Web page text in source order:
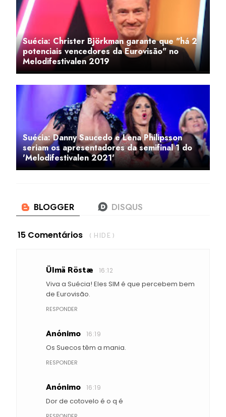
Suécia: Christer Björkman garante que "há 2
potenciais vencedores da Eurovisão" no
Melodifestivalen 2019
Suécia: Danny Saucedo e Lena Philipsson
seriam os apresentadores da semifinal 1 do
'Melodifestivalen 2021'
15 Comentários ( HIDE )
Ülmä Röstæ 16:12
Viva a Suécia! Eles SIM é que percebem bem
de Eurovisão.
RESPONDER
Anónimo 16:19
Os Suecos têm a mania.
RESPONDER
Anónimo 16:19
Dor de cotovelo é o q é